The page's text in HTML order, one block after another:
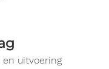
uitvoering